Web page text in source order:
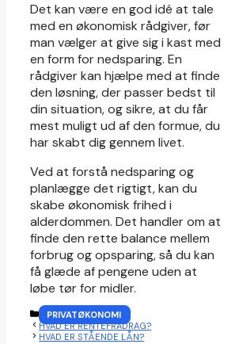
Det kan være en god idé at tale
med en økonomisk rådgiver, før
man vælger at give sig i kast med
en form for nedsparing. En
rådgiver kan hjælpe med at finde
den løsning, der passer bedst til
din situation, og sikre, at du får
mest muligt ud af den formue, du
har skabt dig gennem livet.
Ved at forstå nedsparing og
planlægge det rigtigt, kan du
skabe økonomisk frihed i
alderdommen. Det handler om at
finde den rette balance mellem
forbrug og opsparing, så du kan
få glæde af pengene uden at
løbe tør for midler.
KATEGORIER
PRIVATØKONOMI
HVAD ER RENTEFRADRAG?
HVAD ER STÅENDE LÅN?